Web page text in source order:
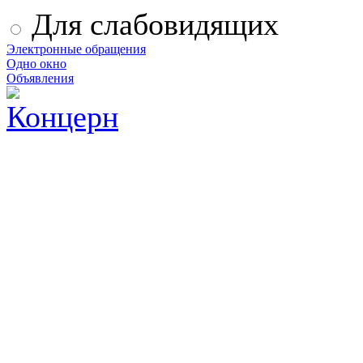
Для слабовидящих
Электронные обращения
Одно окно
Объявления